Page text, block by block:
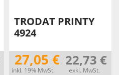
TRODAT PRINTY
4924
27,05 €
inkl. 19% MwSt.
22,73 €
exkl. MwSt.